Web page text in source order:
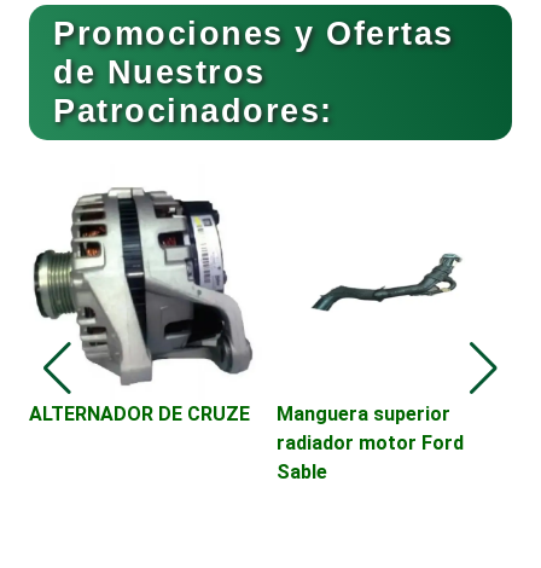
Buceo
Cafeterías
Cajas de Ahorro
Cámaras de Comercio
Camiones para Fletes
Cancelería de Aluminio
Promociones y Ofertas
de Nuestros
Patrocinadores:
ALTERNADOR DE CRUZE
Manguera superior
radiador motor Ford
Sable